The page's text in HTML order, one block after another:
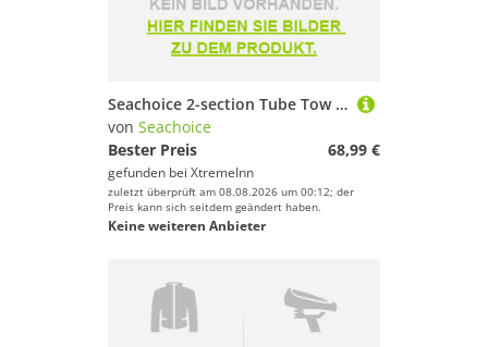
Seachoice 2-section Tube Tow Rope 4 Riders Mehrfarbig 18 m
von Seachoice
Bester Preis
68,99 €
gefunden bei XtremeInn
zuletzt überprüft am 08.08.2026 um 00:12; der
Preis kann sich seitdem geändert haben.
Keine weiteren Anbieter